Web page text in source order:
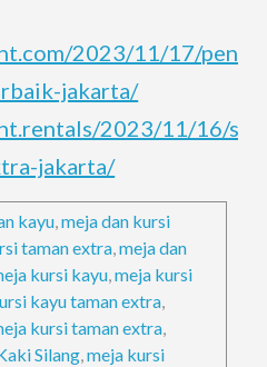
2023/11/17/
jakarta/
2023/11/16/
jakarta/
kayu,meja dan kursi
taman extra,meja dan
kursi kayu,meja kursi
kayu taman extra,
kursi taman extra,
Silang,meja kursi